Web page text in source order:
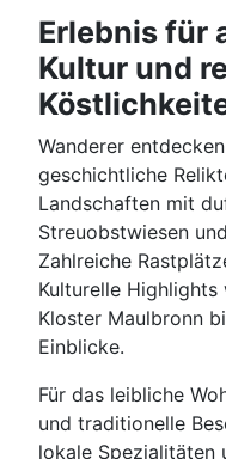
Erlebnis für
Kultur und
Wanderer
geschichtliche
Landschaften mit
Streuobstwiesen
Zahlreiche
Kulturelle Highlights
Kloster Maulbronn
Einblicke.
Für das leibliche
und traditionelle
lokale Spezialitäten